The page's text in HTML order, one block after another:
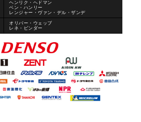
ヘンリク・ヘドマン
ベン・ハンリー
レンジャー・ヴァン・デル・ザンデ
オリバー・ウェッブ
レネ・ビンダー